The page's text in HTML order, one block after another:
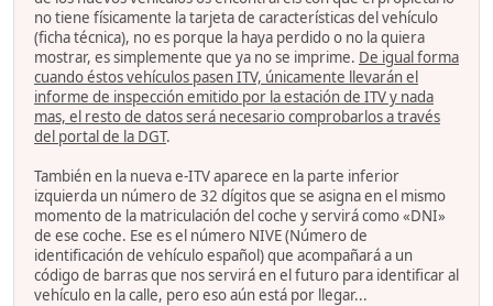
no tiene físicamente la tarjeta de características del vehículo
(ficha técnica), no es porque la haya perdido o no la quiera
mostrar, es simplemente que ya no se imprime. De igual forma
cuando éstos vehículos pasen ITV, únicamente llevarán el
informe de inspección emitido por la estación de ITV y nada
mas, el resto de datos será necesario comprobarlos a través
del portal de la DGT.
También en la nueva e-ITV aparece en la parte inferior
izquierda un número de 32 dígitos que se asigna en el mismo
momento de la matriculación del coche y servirá como «DNI»
de ese coche. Ese es el número NIVE (Número de
identificación de vehículo español) que acompañará a un
código de barras que nos servirá en el futuro para identificar al
vehículo en la calle, pero eso aún está por llegar...